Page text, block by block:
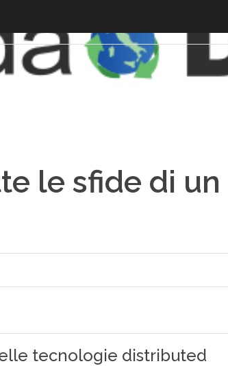
le sfide di un
tecnologie distributed